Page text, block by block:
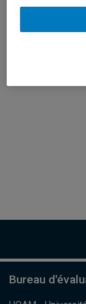
Fusce sagittis
tristique sed.
Bureau